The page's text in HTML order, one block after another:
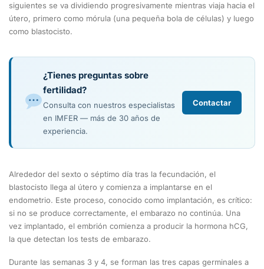
siguientes se va dividiendo progresivamente mientras viaja hacia el
útero, primero como mórula (una pequeña bola de células) y luego
como blastocisto.
¿Tienes preguntas sobre
fertilidad?
Consulta con nuestros especialistas
en IMFER — más de 30 años de
experiencia.
Contactar
Alrededor del sexto o séptimo día tras la fecundación, el
blastocisto llega al útero y comienza a implantarse en el
endometrio. Este proceso, conocido como implantación, es crítico:
si no se produce correctamente, el embarazo no continúa. Una
vez implantado, el embrión comienza a producir la hormona hCG,
la que detectan los tests de embarazo.
Durante las semanas 3 y 4, se forman las tres capas germinales a